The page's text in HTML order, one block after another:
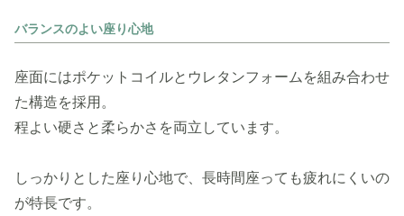
バランスのよい座り心地
座面にはポケットコイルとウレタンフォームを組み合わせ
た構造を採用。
程よい硬さと柔らかさを両立しています。
しっかりとした座り心地で、長時間座っても疲れにくいの
が特長です。